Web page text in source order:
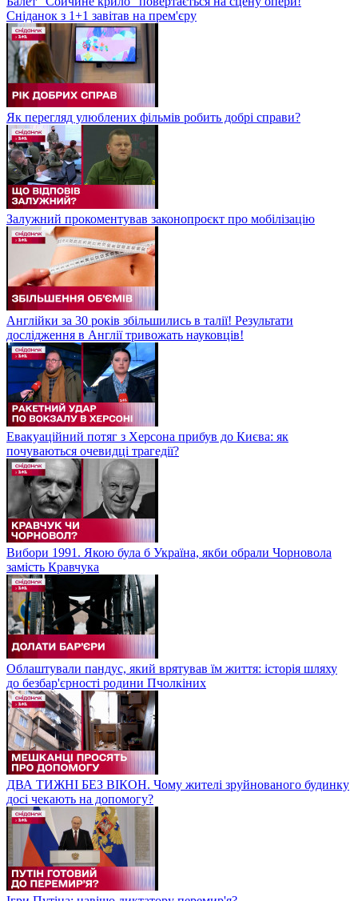
Сніданок з 1+1 завітав на прем'єру
Як перегляд улюблених фільмів робить добрі справи?
Залужний прокоментував законопроєкт про мобілізацію
Англійки за 30 років збільшились в талії! Результати
дослідження в Англії тривожать науковців!
Евакуаційний потяг з Херсона прибув до Києва: як
почуваються очевидці трагедії?
Вибори 1991. Якою була б Україна, якби обрали Чорновола
замість Кравчука
Облаштували пандус, який врятував їм життя: історія шляху
до безбар'єрності родини Пчолкіних
ДВА ТИЖНІ БЕЗ ВІКОН. Чому жителі зруйнованого будинку
досі чекають на допомогу?